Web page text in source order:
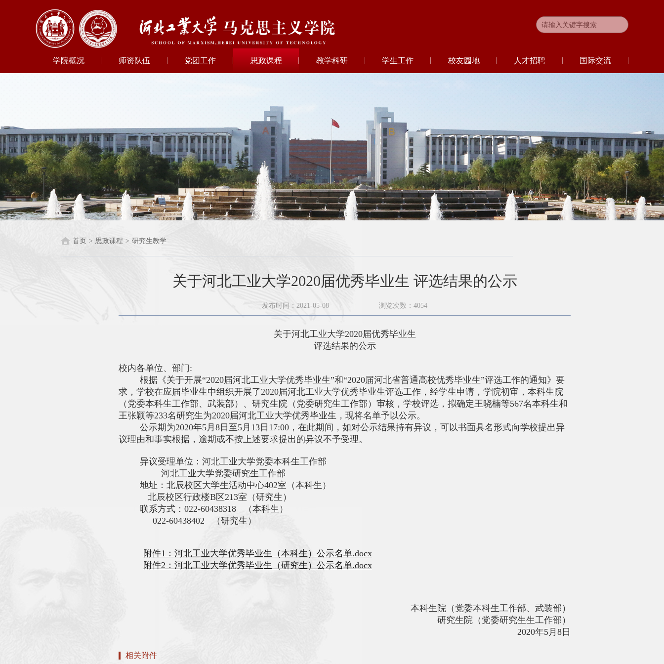
学院概况 师资队伍 党团工作 思政课程 教学科研 学生工作 校友园地 人才招聘 国际交流
首页 > 思政课程 > 研究生教学
关于河北工业大学2020届优秀毕业生 评选结果的公示
发布时间：2021-05-08 浏览次数： 4054
关于河北工业大学2020届优秀毕业生
评选结果的公示
校内各单位、部门 :
根据《关于开展“2020届河北工业大学优秀毕业生”和“2020届河北省普通高校优秀毕业生”评选工作的通知》要
求，学校在应届毕业生中组织开展了2020届河北工业大学优秀毕业生评选工作，经学生申请，学院初审，本科生院
（党委本科生工作部、武装部）、研究生院（党委研究生工作部）审核，学校评选，拟确定王晓楠等567名本科生和
王张颖等233名研究生为2020届河北工业大学优秀毕业生，现将名单予以公示。
公示期为2020年5月8日至5月13日17:00，在此期间，如对公示结果持有异议，可以书面具名形式向学校提出异
议理由和事实根据，逾期或不按上述要求提出的异议不予受理。
异议受理单位：河北工业大学党委本科生工作部
河北工业大学党委研究生工作部
地址：北辰校区大学生活动中心402室（本科生）
北辰校区行政楼B区213室（研究生）
联系方式： 022-60438318 （本科生）
022-60438402 （研究生）
附件1：河北工业大学优秀毕业生（本科生）公示名单.docx
附件2：河北工业大学优秀毕业生（研究生）公示名单.docx
本科生院（党委本科生工作部、武装部）
研究生院（党委研究生生工作部）
2020年5月8日
相关附件